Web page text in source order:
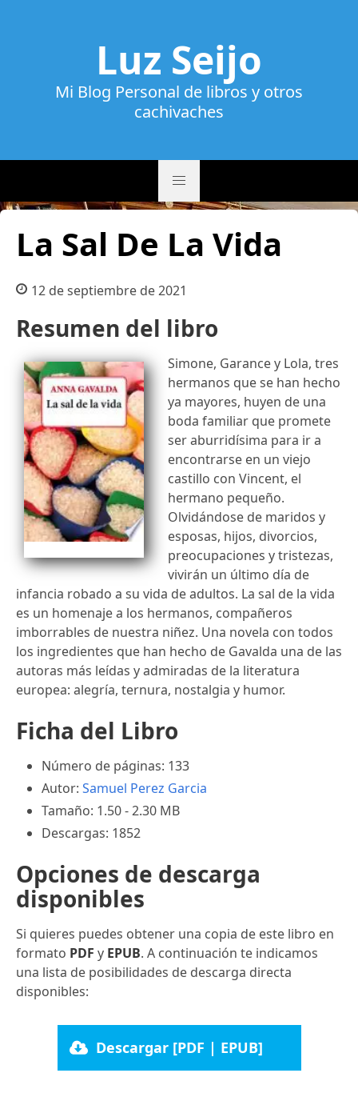
Luz Seijo
Mi Blog Personal de libros y otros
cachivaches
La Sal De La Vida
12 de septiembre de 2021
Resumen del libro
Simone, Garance y Lola, tres
hermanos que se han hecho
ya mayores, huyen de una
boda familiar que promete
ser aburridísima para ir a
encontrarse en un viejo
castillo con Vincent, el
hermano pequeño.
Olvidándose de maridos y
esposas, hijos, divorcios,
preocupaciones y tristezas,
vivirán un último día de
infancia robado a su vida de adultos. La sal de la vida
es un homenaje a los hermanos, compañeros
imborrables de nuestra niñez. Una novela con todos
los ingredientes que han hecho de Gavalda una de las
autoras más leídas y admiradas de la literatura
europea: alegría, ternura, nostalgia y humor.
Ficha del Libro
Número de páginas: 133
Autor: Samuel Perez Garcia
Tamaño: 1.50 - 2.30 MB
Descargas: 1852
Opciones de descarga
disponibles
Si quieres puedes obtener una copia de este libro en
formato PDF y EPUB. A continuación te indicamos
una lista de posibilidades de descarga directa
disponibles:
Descargar [PDF | EPUB]